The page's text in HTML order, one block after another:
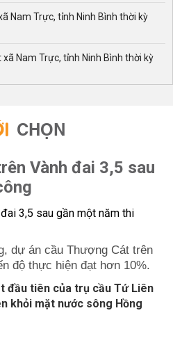
Nam Trực, tỉnh Ninh Bình thời kỳ
Nam Trực, tỉnh Ninh Bình thời kỳ
CHỌN
Vành đai 3,5 sau
dự án cầu Thượng Cát trên
độ thực hiện đạt hơn 10%.
đầu tiên của trụ cầu Tứ Liên
khỏi mặt nước sông Hồng